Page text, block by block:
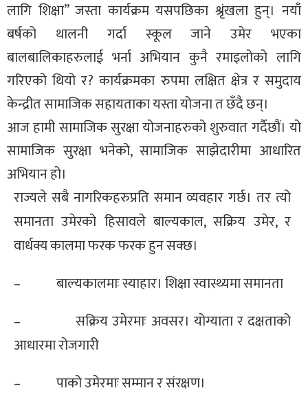
लागि शिक्षा” जस्ता कार्यक्रम यसपछिका श्रृंखला हुन्। नयाँ
बर्षको थालनी गर्दा स्कूल जाने उमेर भएका
बालबालिकाहरुलाई भर्ना अभियान कुनै रमाइलोको लागि
गरिएको थियो र? कार्यक्रमका रुपमा लक्षित क्षेत्र र समुदाय
केन्द्रीत सामाजिक सहायताका यस्ता योजना त छँदै छन्।
आज हामी सामाजिक सुरक्षा योजनाहरुको शुरुवात गर्दैछौं। यो
सामाजिक सुरक्षा भनेको, सामाजिक साझेदारीमा आधारित
अभियान हो।
राज्यले सबै नागरिकहरुप्रति समान व्यवहार गर्छ। तर त्यो
समानता उमेरको हिसावले बाल्यकाल, सक्रिय उमेर, र
वार्धक्य कालमा फरक फरक हुन सक्छ।
– बाल्यकालमाः स्याहार। शिक्षा स्वास्थ्यमा समानता
– सक्रिय उमेरमाः अवसर। योग्याता र दक्षताको
आधारमा रोजगारी
– पाको उमेरमाः सम्मान र संरक्षण।